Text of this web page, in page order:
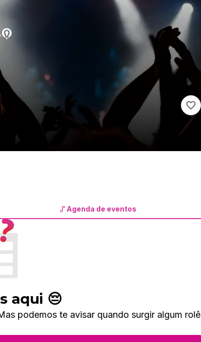
Agenda de eventos
aqui 😔
podemos te avisar quando surgir algum rolê